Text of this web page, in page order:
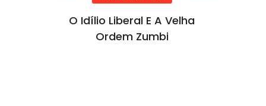
O Idílio Liberal E A Velha
Ordem Zumbi